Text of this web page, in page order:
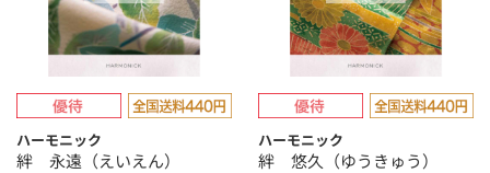
ハーモニック
絆 永遠（えいえん）
ハーモニック
絆 悠久（ゆうきゅう）